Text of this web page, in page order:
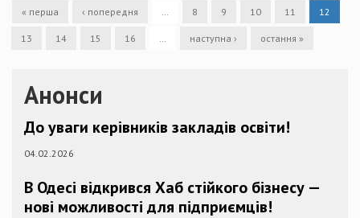
« перша ‹ попередня 8 9 10 11 12
13 14 15 16 наступна › остання »
Анонси
До уваги керівників закладів освіти!
04.02.2026
В Одесі відкрився Хаб стійкого бізнесу —
нові можливості для підприємців!